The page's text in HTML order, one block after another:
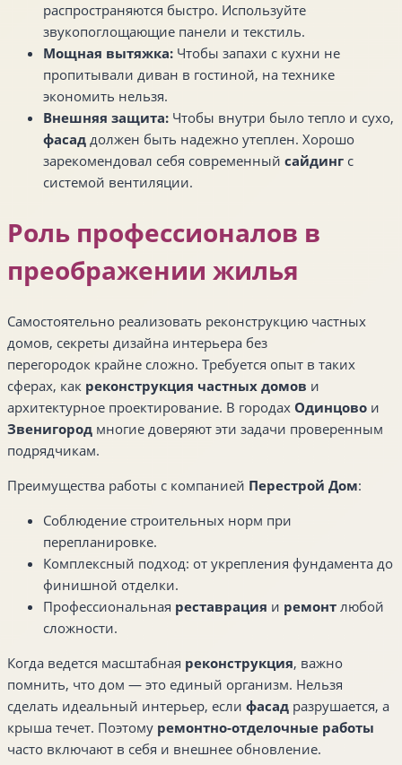
распространяются быстро. Используйте
звукопоглощающие панели и текстиль.
Мощная вытяжка: Чтобы запахи с кухни не
пропитывали диван в гостиной, на технике
экономить нельзя.
Внешняя защита: Чтобы внутри было тепло и сухо,
фасад должен быть надежно утеплен. Хорошо
зарекомендовал себя современный сайдинг с
системой вентиляции.
Роль профессионалов в
преображении жилья
Самостоятельно реализовать реконструкцию частных
домов, секреты дизайна интерьера без
перегородок крайне сложно. Требуется опыт в таких
сферах, как реконструкция частных домов и
архитектурное проектирование. В городах Одинцово и
Звенигород многие доверяют эти задачи проверенным
подрядчикам.
Преимущества работы с компанией Перестрой Дом:
Соблюдение строительных норм при
перепланировке.
Комплексный подход: от укрепления фундамента до
финишной отделки.
Профессиональная реставрация и ремонт любой
сложности.
Когда ведется масштабная реконструкция, важно
помнить, что дом — это единый организм. Нельзя
сделать идеальный интерьер, если фасад разрушается, а
крыша течет. Поэтому ремонтно-отделочные работы
часто включают в себя и внешнее обновление.